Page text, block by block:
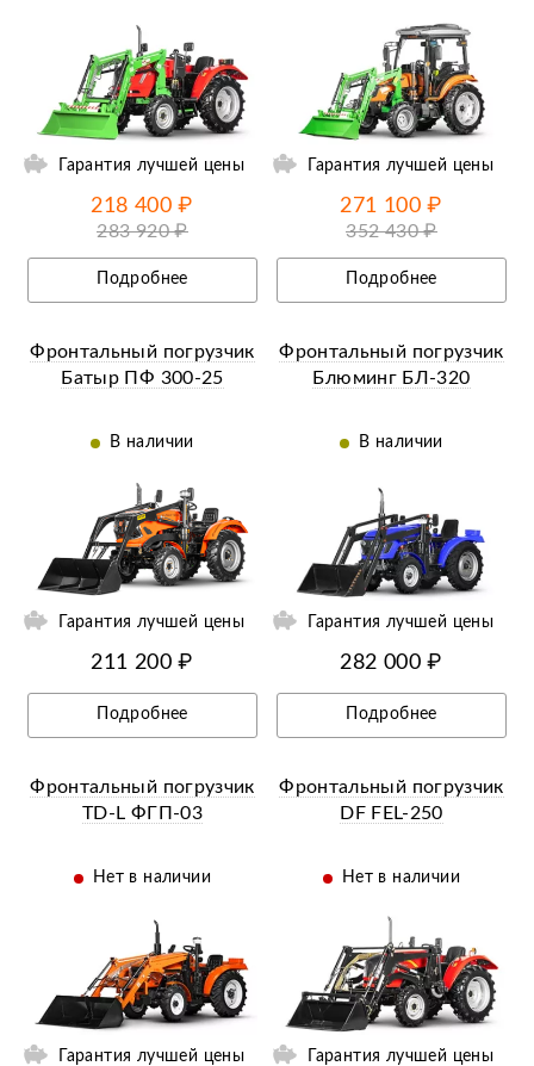
Гарантия лучшей цены
218 400 ₽
283 920 ₽
Подробнее
Ещё 14 фотографий
Гарантия лучшей цены
271 100 ₽
352 430 ₽
Подробнее
Фронтальный погрузчик
Батыр ПФ 300-25
В наличии
Гарантия лучшей цены
211 200 ₽
Подробнее
Фронтальный погрузчик
Блюминг БЛ-320
В наличии
Ещё 19 фотографий
Гарантия лучшей цены
282 000 ₽
Подробнее
Фронтальный погрузчик
TD-L ФГП-03
Нет в наличии
Гарантия лучшей цены
Фронтальный погрузчик
DF FEL-250
Нет в наличии
Ещё 3 фотографии
Гарантия лучшей цены